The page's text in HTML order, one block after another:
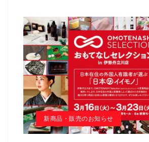
新商品・販売のお知らせ